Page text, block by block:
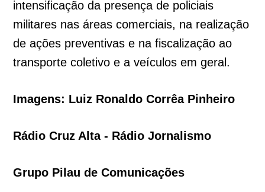
intensificação da presença de policiais
militares nas áreas comerciais, na realização
de ações preventivas e na fiscalização ao
transporte coletivo e a veículos em geral.
Imagens: Luiz Ronaldo Corrêa Pinheiro
Rádio Cruz Alta - Rádio Jornalismo
Grupo Pilau de Comunicações